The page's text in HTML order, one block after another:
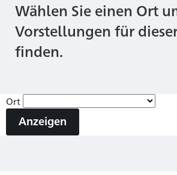
Wählen Sie einen Ort
Vorstellungen für
finden.
Ort
Anzeigen